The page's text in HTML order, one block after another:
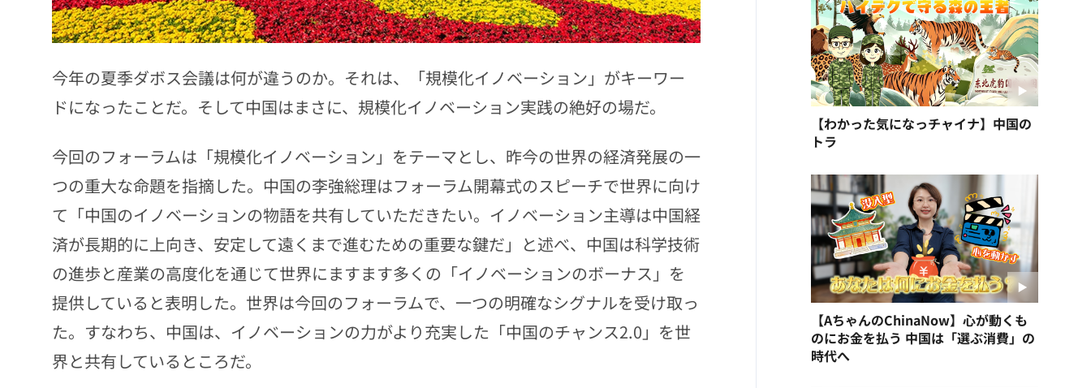
今年の夏季ダボス会議は何が違うのか。それは、「規模化イノベーション」がキーワー
ドになったことだ。そして中国はまさに、規模化イノベーション実践の絶好の場だ。
今回のフォーラムは「規模化イノベーション」をテーマとし、昨今の世界の経済発展の一
つの重大な命題を指摘した。中国の李強総理はフォーラム開幕式のスピーチで世界に向け
て「中国のイノベーションの物語を共有していただきたい。イノベーション主導は中国経
済が長期的に上向き、安定して遠くまで進むための重要な鍵だ」と述べ、中国は科学技術
の進歩と産業の高度化を通じて世界にますます多くの「イノベーションのボーナス」を
提供していると表明した。世界は今回のフォーラムで、一つの明確なシグナルを受け取っ
た。すなわち、中国は、イノベーションの力がより充実した「中国のチャンス2.0」を世
界と共有しているところだ。
【わかった気になっチャイナ】中国の
トラ
【AちゃんのChinaNow】心が動くも
のにお金を払う 中国は「選ぶ消費」の
時代へ